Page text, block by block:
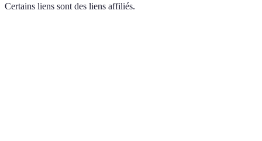
Certains liens sont des liens affiliés.